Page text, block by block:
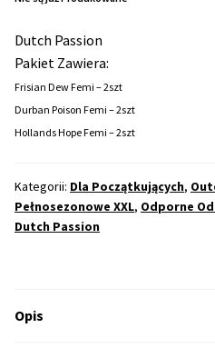
Max THC 21% i Więcej
Odporne Odmiany
Medyczne Odmiany
Regularne
Przewaga Indica
Dutch Passion
Pakiet Zawiera:
Frisian Dew Femi – 2szt
Durban Poison Femi – 2szt
Hollands Hope Femi – 2szt
Kategorii: Dla Początkujących,
Pełnosezonowe XXL, Odporne
Dutch Passion
Opis